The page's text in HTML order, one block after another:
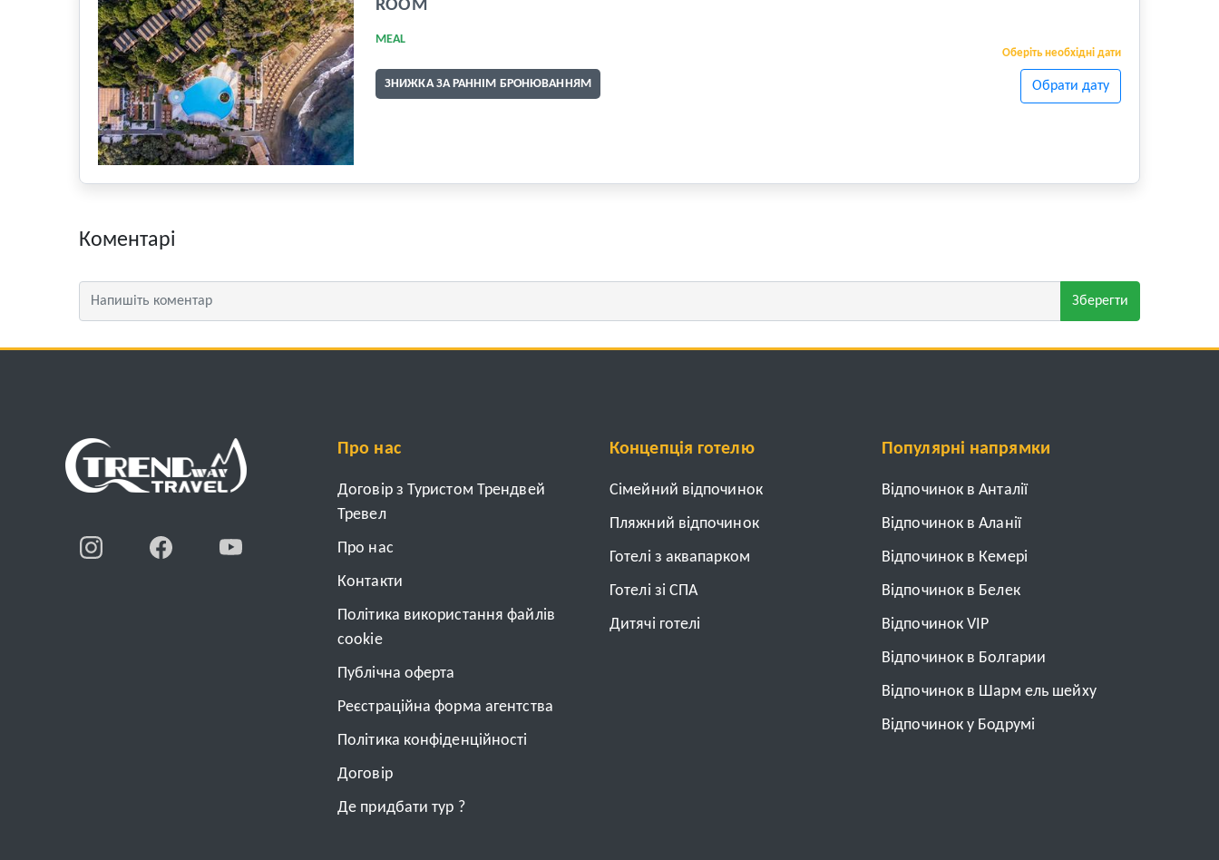
ROOM
MEAL
ЗНИЖКА ЗА РАННІМ БРОНЮВАННЯМ
Оберіть необхідні дати
Обрати дату
Коментарі
Зберегти
Про нас
Договір з Туристом Трендвей
Тревел
Про нас
Контакти
Політика використання файлів
cookie
Публічна оферта
Реєстраційна форма агентства
Політика конфіденційності
Договiр
Де придбати тур ?
Концепція готелю
Cімейний відпочинок
Пляжний відпочинок
Готелі з аквапарком
Готелі зі СПА
Дитячі готелі
Популярні напрямки
Відпочинок в Анталії
Відпочинок в Аланії
Відпочинок в Кемері
Відпочинок в Белек
Відпочинок VIP
Відпочинок в Болгарии
Відпочинок в Шарм ель шейху
Відпочинок у Бодрумі